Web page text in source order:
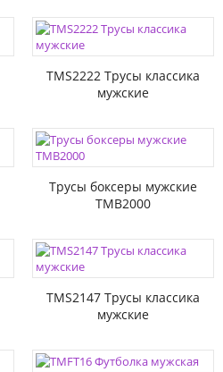
TMS2222 Трусы классика
мужские
Трусы боксеры мужские
TMB2000
TMS2147 Трусы классика
мужские